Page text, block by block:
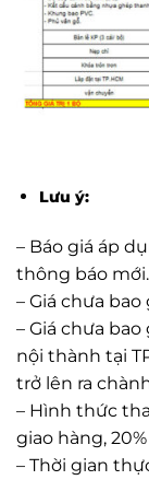
Lưu ý:
– Báo giá áp
thông báo mới.
– Giá chưa bao
– Giá chưa
nội thành tại
trở lên ra
– Hình thức
giao hàng,
– Thời gian